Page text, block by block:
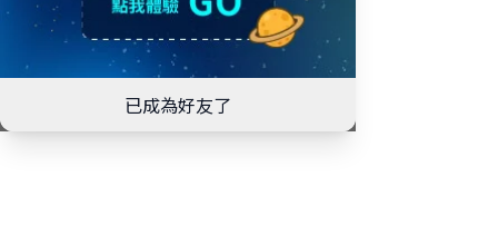
已成為好友了